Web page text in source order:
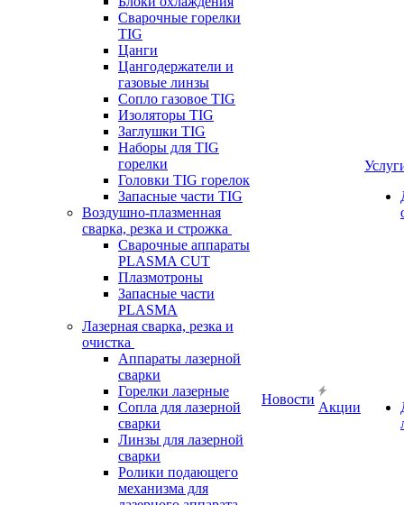
Сварочные горелки
TIG
Цанги
Цангодержатели и
газовые линзы
Сопло газовое TIG
Изоляторы TIG
Заглушки TIG
Наборы для TIG
горелки
Головки TIG горелок
Запасные части TIG
Воздушно-плазменная
сварка, резка и строжка
Сварочные аппараты
PLASMA CUT
Плазмотроны
Запасные части
PLASMA
Лазерная сварка, резка и
очистка
Аппараты лазерной
сварки
Горелки лазерные
Сопла для лазерной
сварки
Линзы для лазерной
сварки
Ролики подающего
механизма для
Новости
Акции